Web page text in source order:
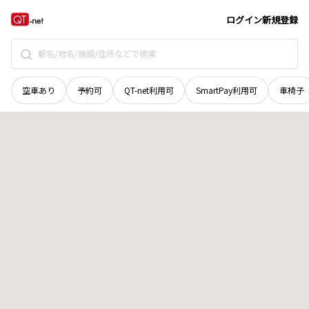
ログイン新規登録
空車あり 予約可 QT-net利用可 SmartPay利用可 車椅子
青森県